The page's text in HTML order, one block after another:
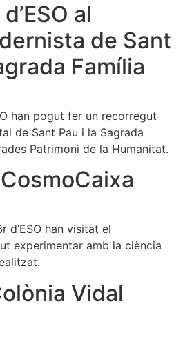
al
de Sant
Família
han pogut fer un recorregut
de Sant Pau i la Sagrada
Patrimoni de la Humanitat.
d’ESO han visitat el
experimentar amb la ciència
Vidal